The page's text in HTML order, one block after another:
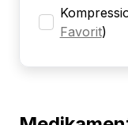
Favorit)